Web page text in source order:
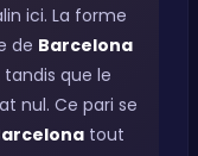
ici. La forme
de Barcelona
que le
nul. Ce pari se
tout